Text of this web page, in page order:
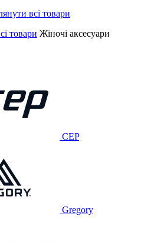
товари Жіночі аксесуари
CEP
Gregory